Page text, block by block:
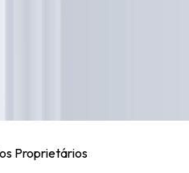
Proprietários